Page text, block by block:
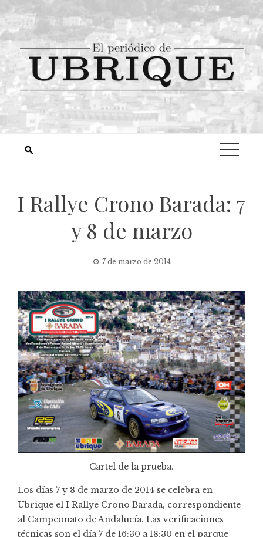
I Rallye Crono Barada: 7
y 8 de marzo
7 de marzo de 2014
Cartel de la prueba.
Los días 7 y 8 de marzo de 2014 se celebra en
Ubrique el I Rallye Crono Barada, correspondiente
al Campeonato de Andalucía. Las verificaciones
técnicas son el día 7 de 16:30 a 18:30 en el parque